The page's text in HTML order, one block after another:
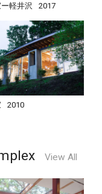
軽井沢 2017
2010
View All